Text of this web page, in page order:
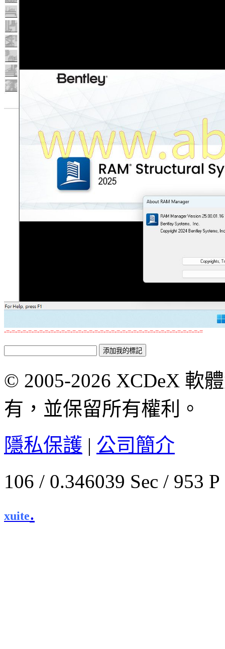
-=-=-=-=-=-=-=-=-=-=-=-=-=-=-=-=-=-=-=-=-=-=-=-=-=-=-=-=-=-=-=-=-=-=-=-=
© 2005-2026 XCDeX 軟
有，並保留所有權利。
隱私保護 | 公司簡介
106 / 0.346039 Sec / 953
xuite.